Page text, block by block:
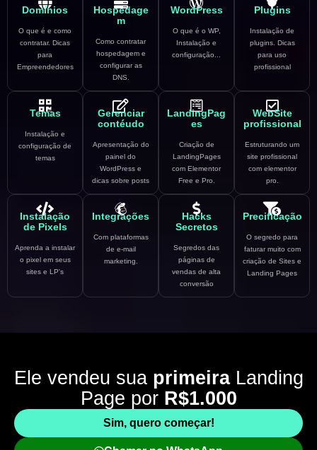
Domínios
O que é e como
contratar. Dicas
para
Empreendedores
Hospedage
m
Como contratar
hospedagem e
configurar as
DNS.
WordPress
O que é o WP,
Instalação e
configuração...
Plugins
Instalação de
plugins. Dicas
para uso
profissional
Temas
Instalação e
configuração de
temas
Gerenciar
contéudo
Apresentação do
painel do
WordPress e
dicas sobre posts
LandingPag
es
Criação de
LandingPages
com Elementor
Free e Pro.
WebSite
profissional
Estruturando um
site profissional
com elementor
pro.
Instalação
de Pixels
Aprenda a instalar
o pixel em seus
sites e LP's
Integrações
Com plataformas
de e-mail
marketing.
Hacks
Secretos
Segredos das
páginas de
vendas de alta
conversão
Precificação
O segredo para
faturar muito com
criação de Sites e
Landing Pages
Ele vendeu sua primeira Landing
Page por R$1.000
Sim, quero começar!